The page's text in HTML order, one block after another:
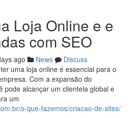
Loja Online e e
com SEO
ago News
Discuss
uma loja online é essencial para o
Com a expansão do
pode alcançar um clientela global e
um
o-que-fazemos/criacao-de-sites/